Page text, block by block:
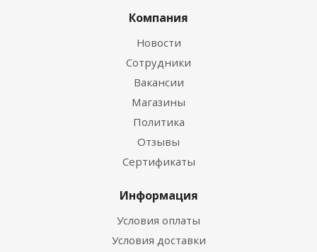
Компания
Новости
Сотрудники
Вакансии
Магазины
Политика
Отзывы
Сертификаты
Информация
Условия оплаты
Условия доставки